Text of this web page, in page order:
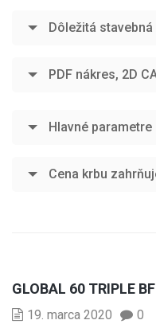
Dôležitá
PDF nákres, 2D
Hlavné parametre
Cena krbu
GLOBAL 60 TRIPLE
19. marca 2020 0